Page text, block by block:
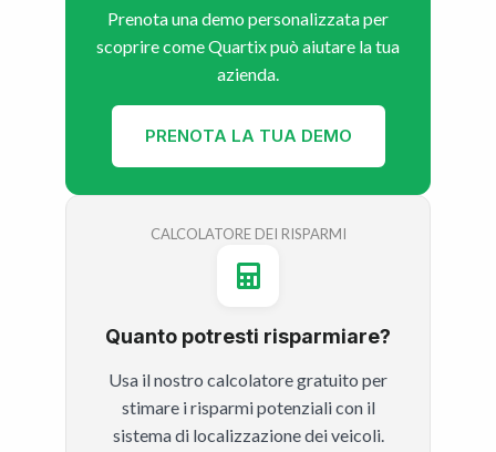
Prenota una demo personalizzata per
scoprire come Quartix può aiutare la tua
azienda.
PRENOTA LA TUA DEMO
CALCOLATORE DEI RISPARMI
Quanto potresti risparmiare?
Usa il nostro calcolatore gratuito per
stimare i risparmi potenziali con il
sistema di localizzazione dei veicoli.